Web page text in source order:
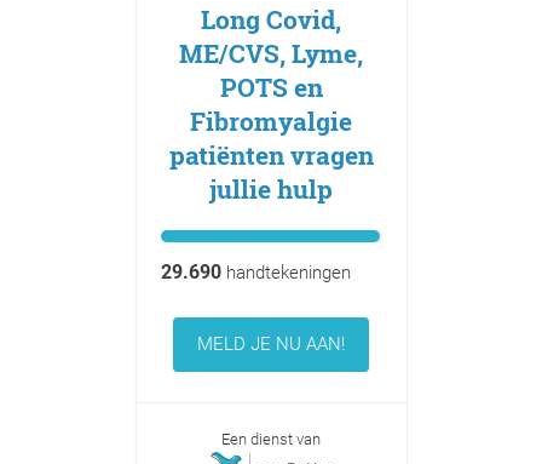
Long Covid,
ME/CVS, Lyme,
POTS en
Fibromyalgie
patiënten vragen
jullie hulp
29.690handtekeningen
MELD JE NU AAN!
Een dienst van